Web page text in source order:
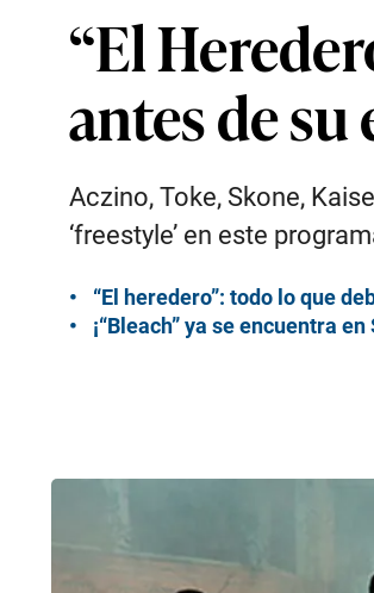
“El
antes de
Aczino, Toke, Skone,
‘freestyle’ en este
“El heredero”: todo lo que
¡“Bleach” ya se encuentra